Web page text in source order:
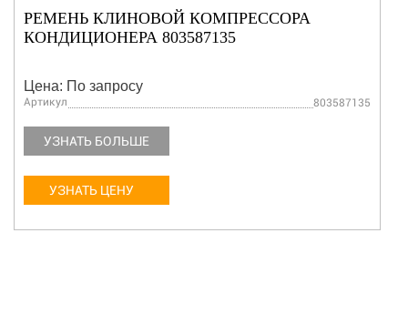
РЕМЕНЬ КЛИНОВОЙ КОМПРЕССОРА
КОНДИЦИОНЕРА 803587135
Цена: По запросу
Артикул 803587135
УЗНАТЬ БОЛЬШЕ
УЗНАТЬ ЦЕНУ